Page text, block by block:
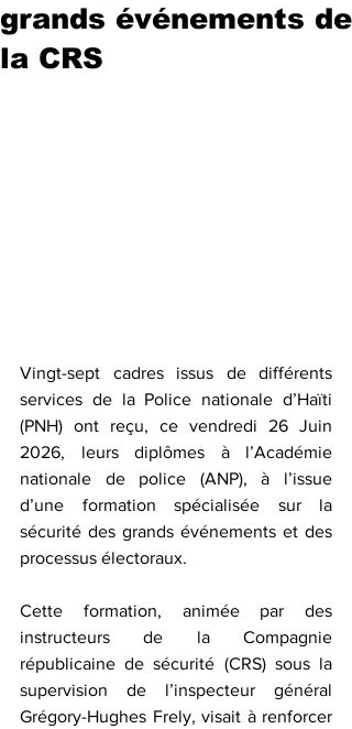
grands événements de
la CRS
Vingt-sept cadres issus de différents
services de la Police nationale d’Haïti
(PNH) ont reçu, ce vendredi 26 Juin
2026, leurs diplômes à l’Académie
nationale de police (ANP), à l’issue
d’une formation spécialisée sur la
sécurité des grands événements et des
processus électoraux.
Cette formation, animée par des
instructeurs de la Compagnie
républicaine de sécurité (CRS) sous la
supervision de l’inspecteur général
Grégory-Hughes Frely, visait à renforcer